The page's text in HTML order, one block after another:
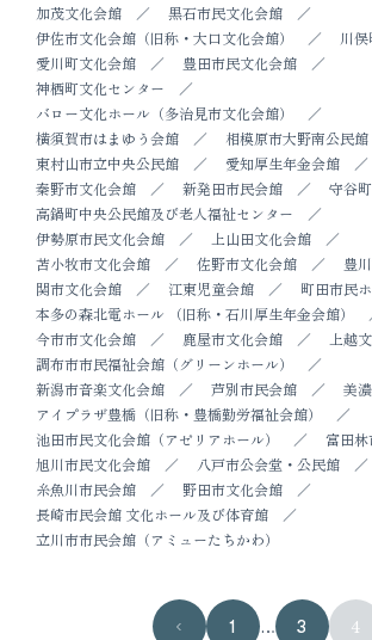
加茂文化会館
黒石市民文化会館
伊佐市文化会館（旧称・大口文化会館）
川
愛川町文化会館
豊田市民文化会館
神栖町文化センター
バロー文化ホール（多治見市文化会館）
横須賀市はまゆう会館
相模原市大野南公民館
東村山市立中央公民館
愛知厚生年金会館
秦野市文化会館
新発田市民会館
守谷
高鍋町中央公民館及び老人福祉センター
伊勢原市民文化会館
上山田文化会館
苫小牧市文化会館
佐野市文化会館
豊
関市文化会館
江東児童会館
町田市民
本多の森北電ホール （旧称・石川厚生年金会館）
今市市文化会館
鹿屋市文化会館
上越
調布市市民福祉会館（グリーンホール）
新潟市音楽文化会館
芦別市民会館
美
アイプラザ豊橋（旧称・豊橋勤労福祉会館）
池田市民文化会館（アゼリアホール）
富田
旭川市民文化会館
八戸市公会堂・公民館
糸魚川市民会館
野田市文化会館
長崎市民会館 文化ホール及び体育館
立川市市民会館（アミューたちかわ）
1 … 3 4